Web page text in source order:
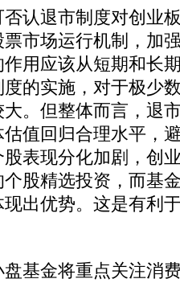
退市制度对创业
市场运行机制，加
用应该从短期和长
的实施，对于极少
。但整体而言，退
值回归合理水平，
表现分化加剧，创
股精选投资，而基
出优势。这是有利
金将重点关注消